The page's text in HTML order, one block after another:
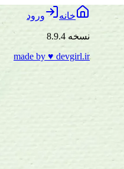
خانه ورود
نسخه 8.9.4
made by ♥ devgirl.ir